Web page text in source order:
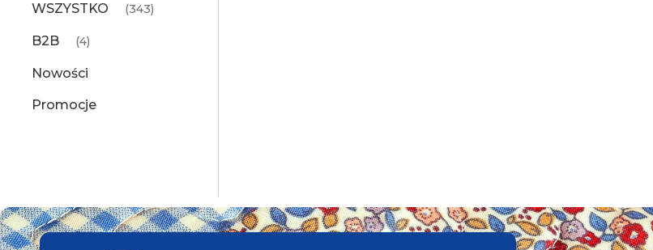
WSZYSTKO (343)
B2B (4)
Nowości
Promocje